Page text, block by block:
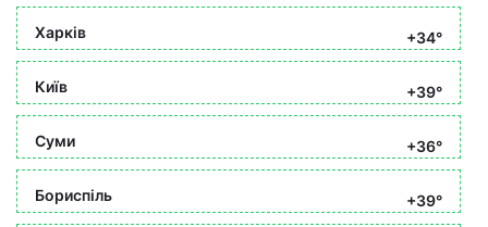
Харків +34°
Київ +39°
Суми +36°
Бориспіль +39°